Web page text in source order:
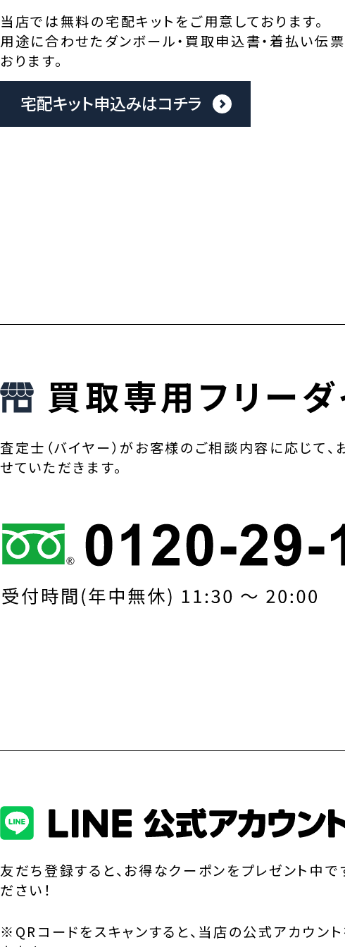
当店では無料の宅配キットをご用意しております。
用途に合わせたダンボール・買取申込書・着払い伝票
おります。
宅配キット申込みはコチラ
買取専用フリー
査定士（バイヤー）がお客様のご相談内容に応じて、
せていただきます。
友だち登録すると、お得なクーポンをプレゼント中で
ださい！
※QRコードをスキャンすると、当店の公式アカウン